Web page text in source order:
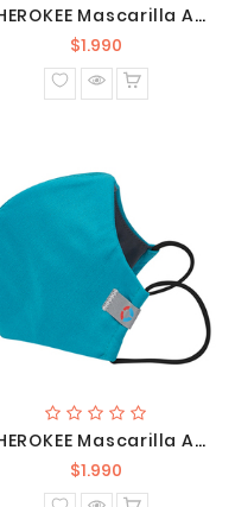
CHEROKEE Mascarilla Antimicrobiana Y Antifluido Azul Reu WW560AB ROY
$1.990
normal
CHEROKEE Mascarilla Antimicrobiana Y Antifluido Turquesa WW560AB TLB
$1.990
normal